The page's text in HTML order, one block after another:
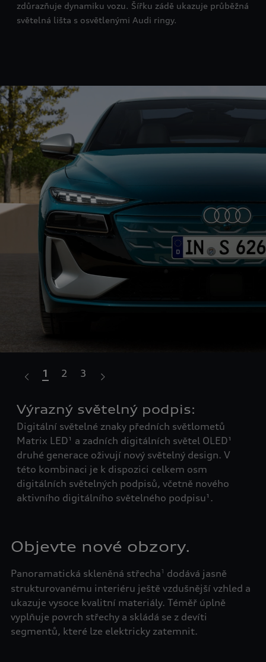
zdůrazňuje dynamiku vozu. Šířku zádě ukazuje průběžná
světelná lišta s osvětlenými Audi ringy.
Výrazný světelný podpis:
Digitální světelné znaky předních světlometů
Matrix LED¹ a zadních digitálních světel OLED¹
druhé generace oživují nový světelný design. V
této kombinaci je k dispozici celkem osm
digitálních světelných podpisů, včetně nového
aktivního digitálního světelného podpisu¹.
1 2 3
Objevte nové obzory.
Panoramatická skleněná střecha1
dodává jasně
strukturovanému interiéru ještě vzdušnější vzhled a
ukazuje vysoce kvalitní materiály. Téměř úplně
vyplňuje povrch střechy a skládá se z devíti
segmentů, které lze elektricky zatemnit.